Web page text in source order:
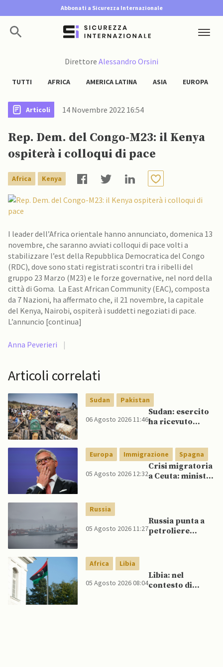
Abbonati a Sicurezza Internazionale
Direttore Alessandro Orsini
TUTTI AFRICA AMERICA LATINA ASIA EUROPA
Articoli 14 Novembre 2022 16:54
Rep. Dem. del Congo-M23: il Kenya
ospiterà i colloqui di pace
Africa Kenya
I leader dell’Africa orientale hanno annunciato, domenica 13
novembre, che saranno avviati colloqui di pace volti a
stabilizzare l’est della Repubblica Democratica del Congo
(RDC), dove sono stati registrati scontri tra i ribelli del
gruppo 23 Marzo (M23) e le forze governative, nel nord della
città di Goma. La East African Community (EAC), composta
da 7 Nazioni, ha affermato che, il 21 novembre, la capitale
del Kenya, Nairobi, ospiterà i suddetti negoziati di pace.
L’annuncio [continua]
Anna Peverieri |
Articoli correlati
Sudan Pakistan
06 Agosto 2026 11:46
Sudan: esercito
ha ricevuto
Pakistan
Europa Immigrazione Spagna
05 Agosto 2026 12:32
Crisi migratoria
a Ceuta: ministri
schierano a
sostegno della
Spagna
Russia
05 Agosto 2026 11:27
Russia punta a
petroliere
“flotta ombra”
per aggirare
sanzioni
Africa Libia
05 Agosto 2026 08:04
Libia: nel
contesto di